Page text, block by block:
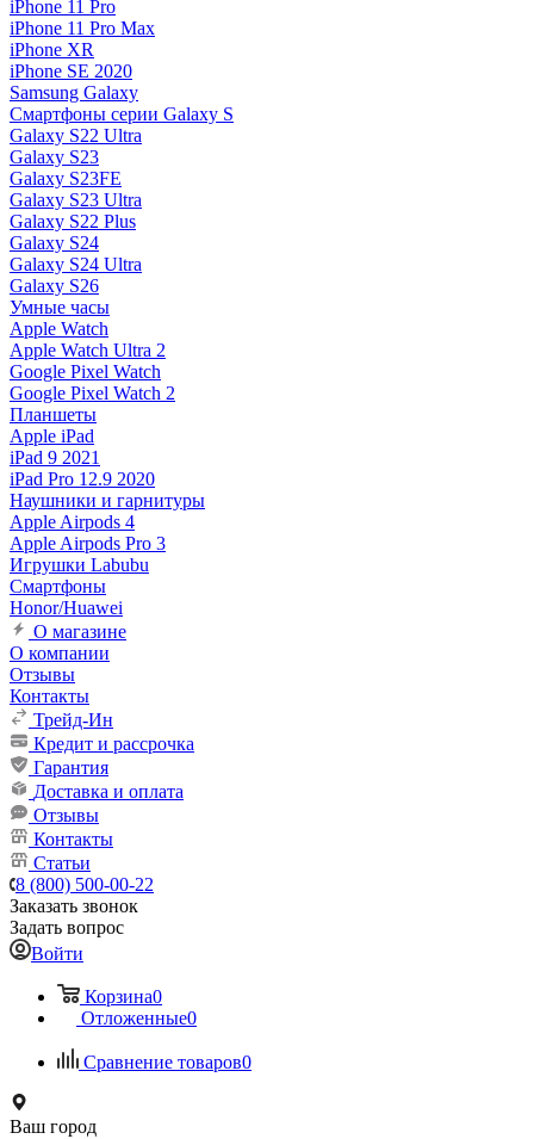
iPhone 11 Pro
iPhone 11 Pro Max
iPhone XR
iPhone SE 2020
Samsung Galaxy
Смартфоны серии Galaxy S
Galaxy S22 Ultra
Galaxy S23
Galaxy S23FE
Galaxy S23 Ultra
Galaxy S22 Plus
Galaxy S24
Galaxy S24 Ultra
Galaxy S26
Умные часы
Apple Watch
Apple Watch Ultra 2
Google Pixel Watch
Google Pixel Watch 2
Планшеты
Apple iPad
iPad 9 2021
iPad Pro 12.9 2020
Наушники и гарнитуры
Apple Airpods 4
Apple Airpods Pro 3
Игрушки Labubu
Смартфоны
Honor/Huawei
О магазине
О компании
Отзывы
Контакты
Трейд-Ин
Кредит и рассрочка
Гарантия
Доставка и оплата
Отзывы
Контакты
Статьи
8 (800) 500-00-22
Заказать звонок
Задать вопрос
Войти
Корзина0
Отложенные0
Сравнение товаров0
Ваш город